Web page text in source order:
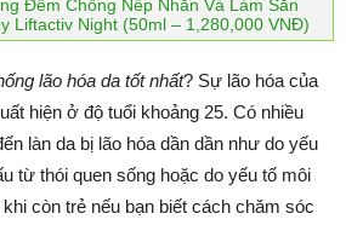
Đêm Chống Nếp Nhăn Và Làm Săn
Liftactiv Night (50ml – 1,280,000 VNĐ)
lão hóa da tốt nhất? Sự lão hóa của
hiện ở độ tuổi khoảng 25. Có nhiều
làn da bị lão hóa dần dần như do yếu
từ thói quen sống hoặc do yếu tố môi
còn trẻ nếu bạn biết cách chăm sóc